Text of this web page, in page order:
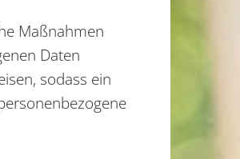
Maßnahmen
Daten
sodass ein